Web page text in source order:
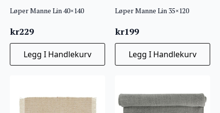
Løper Manne Lin 40×140
kr229
Legg I Handlekurv
Løper Manne Lin 35×120
kr199
Legg I Handlekurv